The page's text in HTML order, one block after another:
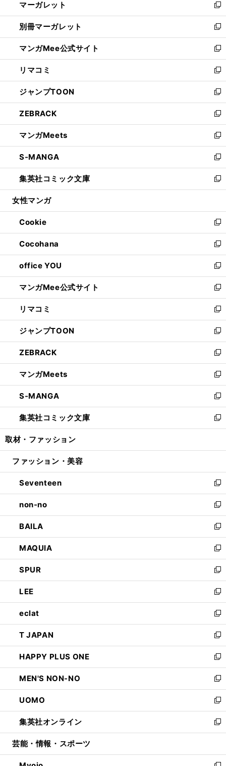
く
で
開
く
ド
ウ
で
開
く
い
ウ
ィ
ン
ド
ウ
で
開
く
マーガレット
新
し
い
ウ
ィ
ン
ド
ウ
で
開
く
別冊マーガレット
新
し
い
ウ
ィ
ン
ド
ウ
で
開
く
マンガMee公式サイト
新
し
い
ウ
ィ
ン
ド
ウ
で
開
く
リマコミ
新
し
い
ウ
ィ
ン
ド
ウ
で
開
く
ジャンプTOON
新
し
い
ウ
ィ
ン
ド
ウ
で
開
ZEBRACK
新
し
い
ウ
ィ
ン
ド
ウ
開
く
マンガMeets
新
し
い
ウ
ィ
ン
ウ
で
開
く
S-MANGA
新
し
い
ウ
ン
ド
ウ
で
開
く
集英社コミック文庫
新
し
ウ
ィ
ン
ド
ウ
で
開
く
女性マンガ
Cookie
新
し
い
ウ
ィ
ン
ド
ウ
で
開
く
Cocohana
新
し
い
ウ
ィ
ン
ド
ウ
で
開
く
office YOU
新
し
い
ウ
ィ
ン
ド
ウ
で
開
く
マンガMee公式サイト
新
し
い
ウ
ィ
ン
ド
ウ
で
開
く
リマコミ
新
し
い
ウ
ィ
ン
ド
ウ
で
開
く
ジャンプTOON
新
し
い
ウ
ィ
ン
ド
ウ
で
開
ZEBRACK
新
し
い
ウ
ィ
ン
ド
ウ
開
マンガMeets
新
し
い
ウ
ィ
ン
ウ
開
く
S-MANGA
新
し
い
ウ
ン
ウ
で
開
く
集英社コミック文庫
新
し
ウ
ン
ド
ウ
で
開
く
取材・ファッション
ファッション・美容
Seventeen
新
し
い
ウ
ィ
ン
ド
ウ
で
開
く
non-no
新
し
い
ウ
ィ
ン
ド
ウ
で
開
く
BAILA
新
し
い
ウ
ィ
ン
ド
ウ
で
開
く
MAQUIA
新
し
い
ウ
ィ
ン
ド
ウ
で
開
く
SPUR
新
し
い
ウ
ィ
ン
ド
ウ
で
開
く
LEE
新
し
い
ウ
ィ
ン
ド
ウ
で
開
く
eclat
新
し
い
ウ
ィ
ン
ド
ウ
で
開
く
T JAPAN
新
し
い
ウ
ィ
ン
ド
ウ
で
開
HAPPY PLUS ONE
新
し
い
ウ
ィ
ン
ド
ウ
開
MEN'S NON-NO
新
し
い
ウ
ィ
ン
ウ
UOMO
新
し
い
ウ
ン
集英社オンライン
新
し
ウ
芸能・情報・スポーツ